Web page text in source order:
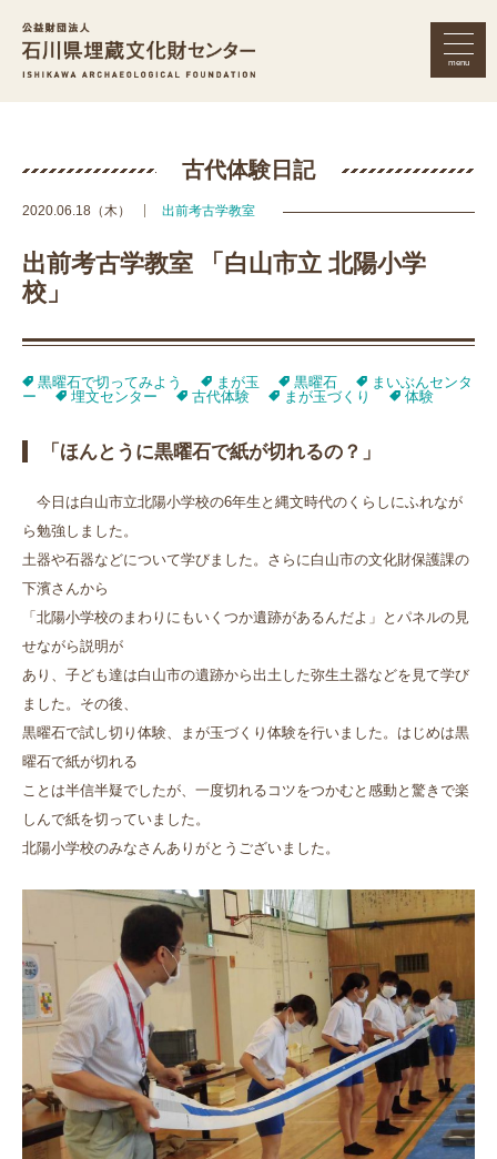
menu
古代体験日記
2020.06.18（木） 出前考古学教室
出前考古学教室 「白山市立 北陽小学
校」
黒曜石で切ってみよう まが玉 黒曜石
まいぶんセンタ
ー
埋文センター 古代体験 まが玉づくり 体験
「ほんとうに黒曜石で紙が切れるの？」
今日は白山市立北陽小学校の6年生と縄文時代のくらしにふれなが
ら勉強しました。
土器や石器などについて学びました。さらに白山市の文化財保護課の
下濱さんから
「北陽小学校のまわりにもいくつか遺跡があるんだよ」とパネルの見
せながら説明が
あり、子ども達は白山市の遺跡から出土した弥生土器などを見て学び
ました。その後、
黒曜石で試し切り体験、まが玉づくり体験を行いました。はじめは黒
曜石で紙が切れる
ことは半信半疑でしたが、一度切れるコツをつかむと感動と驚きで楽
しんで紙を切っていました。
北陽小学校のみなさんありがとうございました。